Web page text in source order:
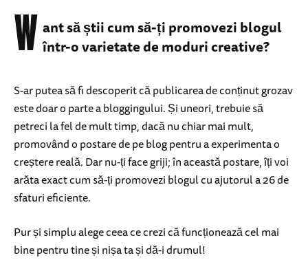
W ant să știi cum să-ți promovezi blogul
într-o varietate de moduri creative?
S-ar putea să fi descoperit că publicarea de conținut grozav
este doar o parte a bloggingului. Și uneori, trebuie să
petreci la fel de mult timp, dacă nu chiar mai mult,
promovând o postare de pe blog pentru a experimenta o
creștere reală. Dar nu-ți face griji; în această postare, îți voi
arăta exact cum să-ți promovezi blogul cu ajutorul a 26 de
sfaturi eficiente.
Pur și simplu alege ceea ce crezi că funcționează cel mai
bine pentru tine și nișa ta și dă-i drumul!